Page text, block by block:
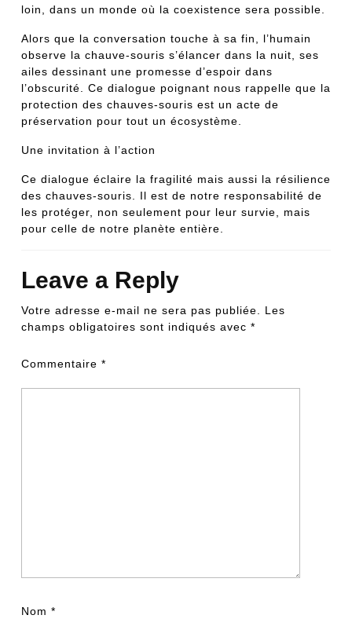
loin, dans un monde où la coexistence sera possible.
Alors que la conversation touche à sa fin, l’humain
observe la chauve-souris s’élancer dans la nuit, ses
ailes dessinant une promesse d’espoir dans
l’obscurité. Ce dialogue poignant nous rappelle que la
protection des chauves-souris est un acte de
préservation pour tout un écosystème.
Une invitation à l’action
Ce dialogue éclaire la fragilité mais aussi la résilience
des chauves-souris. Il est de notre responsabilité de
les protéger, non seulement pour leur survie, mais
pour celle de notre planète entière.
Leave a Reply
Votre adresse e-mail ne sera pas publiée.
Les
champs obligatoires sont indiqués avec *
Commentaire *
Nom *